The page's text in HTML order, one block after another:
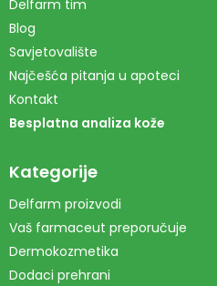
Delfarm tim
Blog
Savjetovalište
Najčešća pitanja u apoteci
Kontakt
Besplatna analiza kože
Kategorije
Delfarm proizvodi
Vaš farmaceut preporučuje
Dermokozmetika
Dodaci prehrani